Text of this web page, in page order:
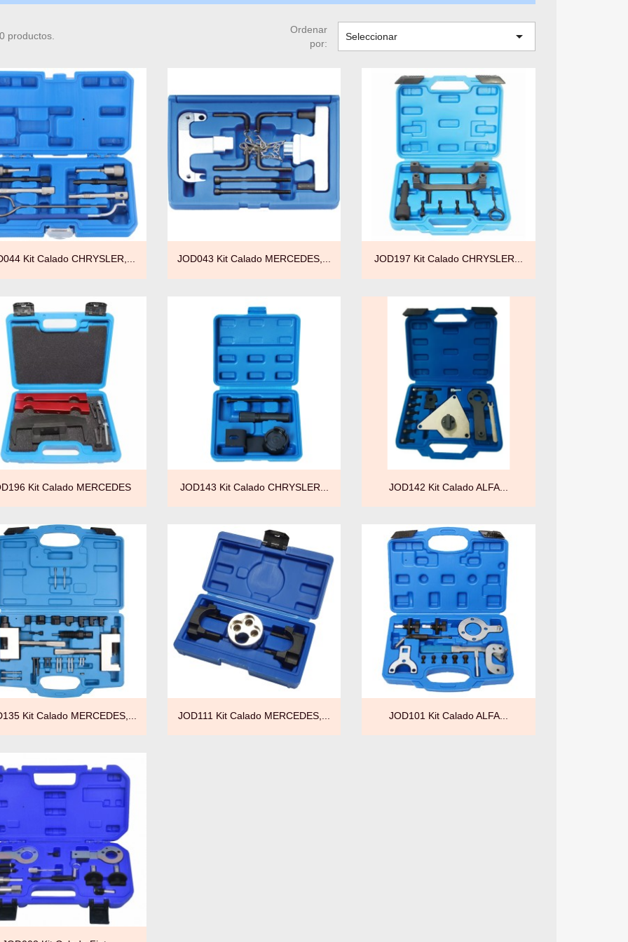
productos.
Ordenar
por:
Seleccionar 
 Vista rápida
Kit Calado CHRYSLER,... Vista rápida
JOD043 Kit Calado MERCEDES,...  Vista rápida
JOD197 Kit Calado CHRYSLER...
Vista rápida
Kit Calado MERCEDES  Vista rápida
JOD143 Kit Calado CHRYSLER...  Vista rápida
JOD142 Kit Calado ALFA...
Vista rápida
Kit Calado MERCEDES,... Vista rápida
JOD111 Kit Calado MERCEDES,...  Vista rápida
JOD101 Kit Calado ALFA...